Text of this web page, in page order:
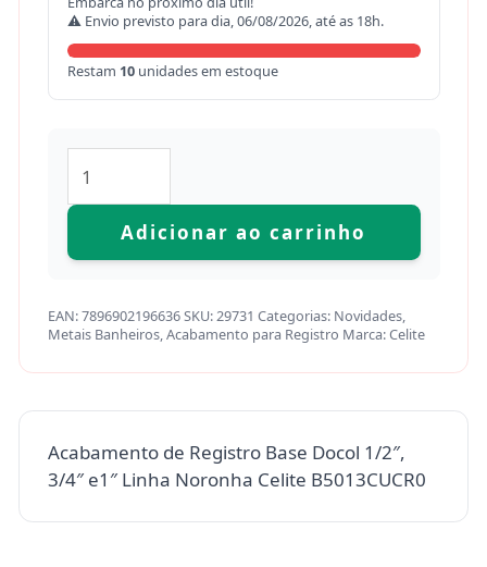
⚠ Envio previsto para dia, 06/08/2026, até as 18h.
Restam 10unidades em estoque
Adicionar ao carrinho
EAN:7896902196636SKU:29731 Categorias: Novidades,
Metais Banheiros,Acabamento para Registro Marca:Celite
Acabamento de Registro Base Docol 1/2″,
3/4″ e1″ Linha Noronha Celite B5013CUCR0